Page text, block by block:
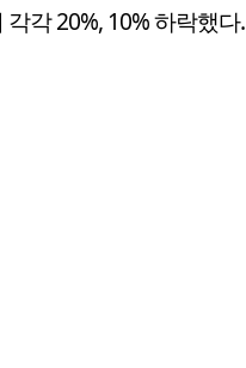
각 20%, 10% 하락했다.